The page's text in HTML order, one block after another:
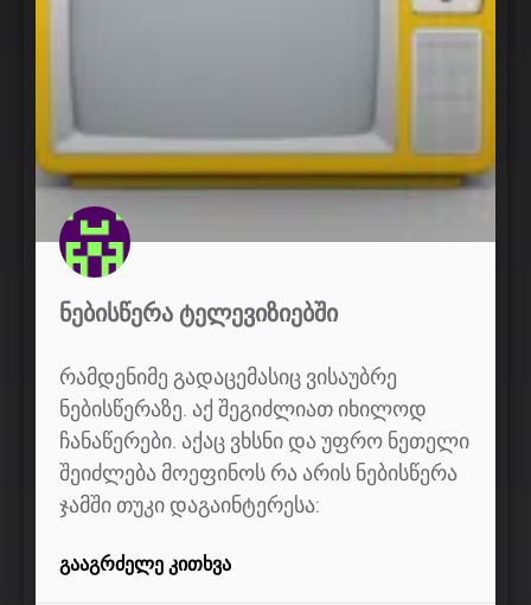
ᲜᲔᲑᲘᲡᲬᲔᲠᲐ ᲢᲔᲚᲔᲕᲘᲖᲘᲔᲑᲨᲘ
რამდენიმე გადაცემასიც ვისაუბრე
ნებისწერაზე. აქ შეგიძლიათ იხილოდ
ჩანაწერები. აქაც ვხსნი და უფრო ნეთელი
შეიძლება მოეფინოს რა არის ნებისწერა
ჯამში თუკი დაგაინტერესა:
ᲒᲐᲐᲒᲠᲫᲔᲚᲔ ᲙᲘᲗᲮᲕᲐ